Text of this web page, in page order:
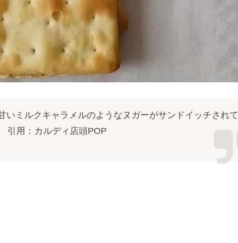
いミルクキャラメルのようなヌガーがサンドイッチされて
引用：カルディ店頭POP